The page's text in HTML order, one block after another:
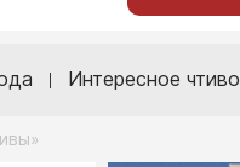
Интересное чтиво